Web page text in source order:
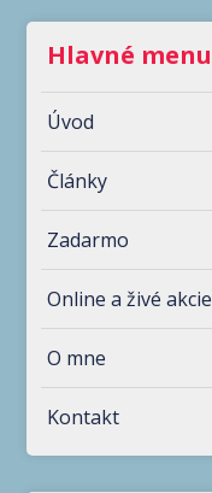
Hlavné menu
Úvod
Články
Zadarmo
Online a živé akcie
O mne
Kontakt